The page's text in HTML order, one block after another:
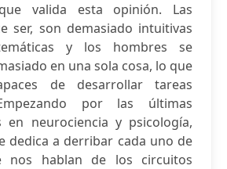
valida esta opinión. Las
ser, son demasiado intuitivas
y los hombres se
en una sola cosa, lo que
de desarrollar tareas
por las últimas
en neurociencia y psicología,
dedica a derribar cada uno de
nos hablan de los circuitos